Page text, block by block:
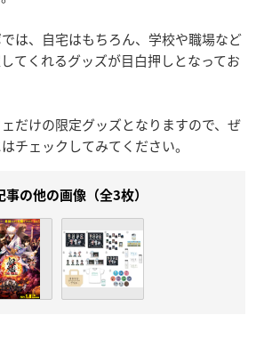
では、自宅はもちろん、学校や職場など
てくれるグッズが目白押しとなってお
だけの限定グッズとなりますので、ぜ
チェックしてみてください。
事の他の画像（全3枚）